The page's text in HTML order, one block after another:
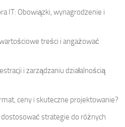
IT: Obowiązki, wynagrodzenie i
treści i angażować
i zarządzaniu działalnością
ceny i skuteczne projektowanie?
strategie do różnych